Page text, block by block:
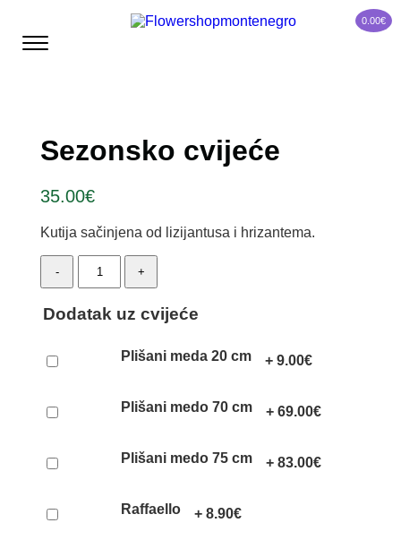
0.00€
Sezonsko cvijeće
35.00€
Kutija sačinjena od lizijantusa i hrizantema.
-
Sezonsko
cvijeće
+
Dodatak uz cvijeće
Plišani meda 20 cm + 9.00€
Plišani medo 70 cm + 69.00€
Plišani medo 75 cm + 83.00€
Raffaello + 8.90€